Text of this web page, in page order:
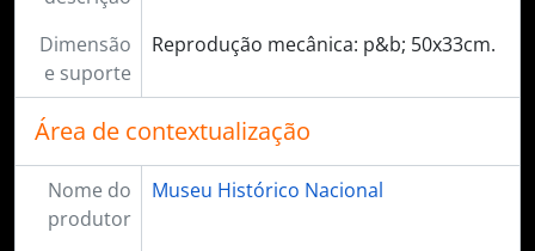
Dimensão
e suporte
Reprodução mecânica: p&b; 50x33cm.
Área de contextualização
Nome do
produtor
Museu Histórico Nacional